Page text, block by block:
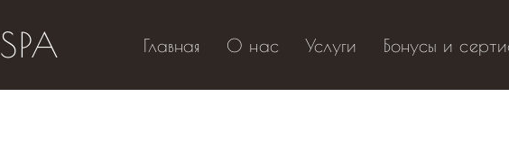
Главная О нас Услуги Бонусы и
SPA